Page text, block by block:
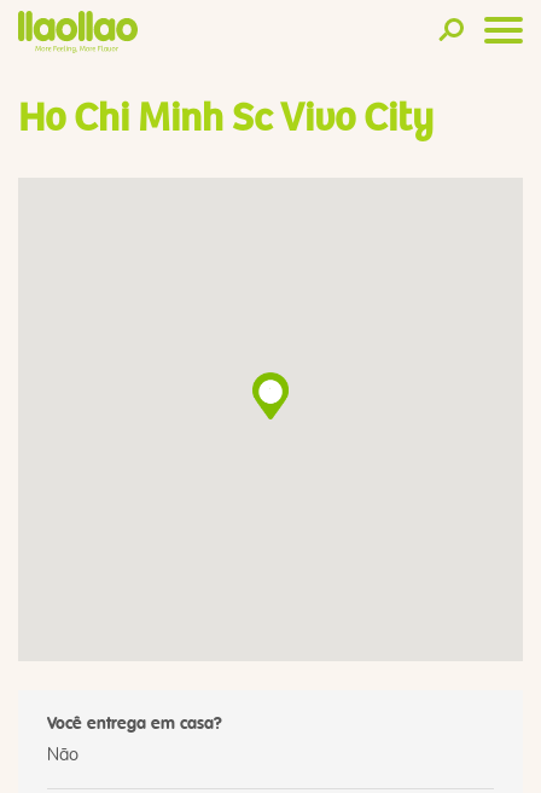
Ho Chi Minh Sc Vivo City
Você entrega em casa?
Não